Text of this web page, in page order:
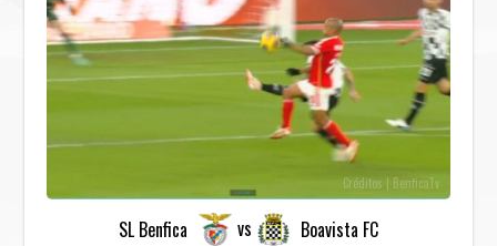
Créditos | BenficaTv
SL Benfica vs Boavista FC